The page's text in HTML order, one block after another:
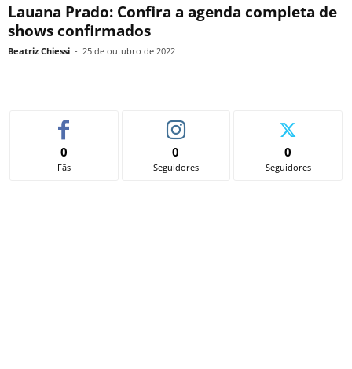
Lauana Prado: Confira a agenda completa de
shows confirmados
Beatriz Chiessi - 25 de outubro de 2022
0
Fãs
0
Seguidores
0
Seguidores